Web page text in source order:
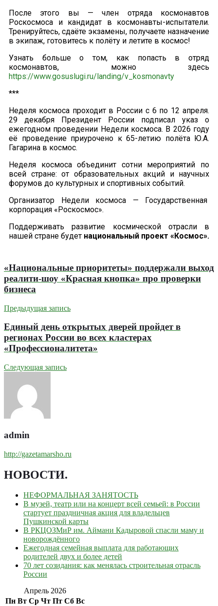
После этого вы — член отряда космонавтов
Роскосмоса и кандидат в космонавты-испытатели.
Тренируйтесь, сдаёте экзамены, получаете назначение
в экипаж, готовитесь к полёту и летите в космос!
Узнать больше о том, как попасть в отряд
космонавтов, можно здесь
https://www.gosuslugi.ru/landing/v_kosmonavty
***
Неделя космоса проходит в России с 6 по 12 апреля.
29 декабря Президент России подписал указ о
ежегодном проведении Недели космоса. В 2026 году
её проведение приурочено к 65-летию полёта Ю.А.
Гагарина в космос.
Неделя космоса объединит сотни мероприятий по
всей стране: от образовательных акций и научных
форумов до культурных и спортивных событий.
Организатор Недели космоса — Государственная
корпорация «Роскосмос».
Поддерживать развитие космической отрасли в
нашей стране будет национальный проект «Космос».
«Национальные приоритеты» поддержали выход
реалити-шоу «Красная кнопка» про проверки
бизнеса
Предыдущая запись
Единый день открытых дверей пройдет в
регионах России во всех кластерах
«Профессионалитета»
Следующая запись
admin
http://gazetamarsho.ru
НОВОСТИ.
НЕФОРМАЛЬНАЯ ЗАНЯТОСТЬ
В музей, театр или на концерт всей семьей: в России
стартует праздничная акция для владельцев
Пушкинской карты
В РКЦОЗМиР им. Аймани Кадыровой спасли маму и
новорождённого
Ежегодная семейная выплата для работающих
родителей двух и более детей
70 лет созидания: как менялась строительная отрасль
России
Апрель 2026
Пн Вт Ср Чт Пт Сб Вс